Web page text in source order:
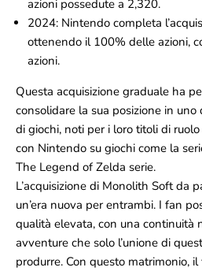
azioni possedute a 2,320.
2024: Nintendo completa
ottenendo il 100% delle azioni,
azioni.
Questa acquisizione graduale ha
consolidare la sua posizione in
di giochi, noti per i loro titoli di
con Nintendo su giochi come la
The Legend of Zelda serie.
L’acquisizione di Monolith Soft da
un’era nuova per entrambi. I fan
qualità elevata, con una continuità
avventure che solo l’unione di
produrre. Con questo matrimonio,